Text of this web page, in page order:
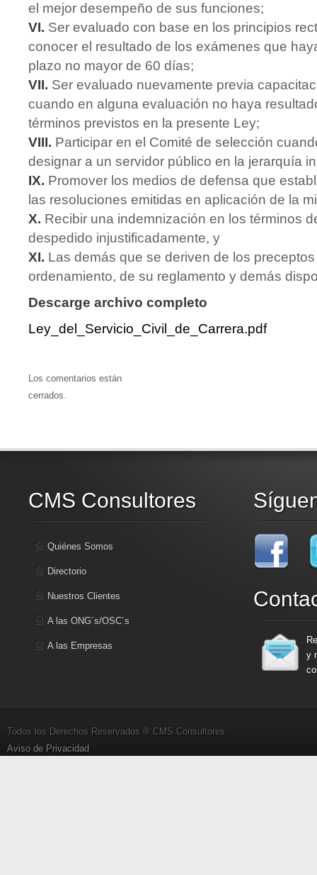
el mejor desempeño de sus funciones;
VI. Ser evaluado con base en los principios
conocer el resultado de los exámenes que
plazo no mayor de 60 días;
VII. Ser evaluado nuevamente previa
cuando en alguna evaluación no haya
términos previstos en la presente Ley;
VIII. Participar en el Comité de selección
designar a un servidor público en la jerarquía
IX. Promover los medios de defensa que
las resoluciones emitidas en aplicación de la
X. Recibir una indemnización en los términos
despedido injustificadamente, y
XI. Las demás que se deriven de los
ordenamiento, de su reglamento y demás
Descarge archivo completo
Ley_del_Servicio_Civil_de_Carrera.pdf
Los comentarios están
cerrados.
CMS Consultores
Quiénes Somos
Directorio
Nuestros Clientes
A las ONG´s/OSC´s
A las Empresas
y
Todos los Derechos Reservados ® CMS Consultores
Aviso de Privacidad